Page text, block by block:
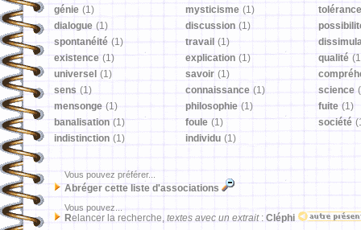
génie (1) mysticisme (1)
tolérance
dialogue (1) discussion (1)
spontanéité (1) travail (1)
existence (1) explication (1) qualité
universel (1) savoir (1)
sens (1) connaissance (1) science
mensonge (1) philosophie (1) fuite (1)
banalisation (1) foule (1) société
indistinction (1) individu (1)
Vous pouvez préférer...
Abréger cette liste d'associations
Vous pouvez...
Relancer la recherche, textes avec un extrait: Cléphi